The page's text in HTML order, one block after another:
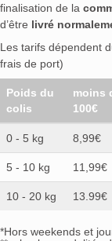
finalisation de la
d’être livré
Les tarifs dépendent
frais de port)
Poids du
colis
moins
100€
0 - 5 kg 8,99€
5 - 10 kg 11,99€
10 - 20 kg 13.99€
*Hors weekends et